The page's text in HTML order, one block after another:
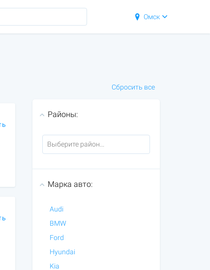
Омск
Сбросить все
Районы:
Марка авто:
Audi
BMW
Ford
Hyundai
Kia